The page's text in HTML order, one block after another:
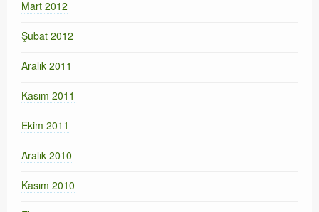
Mart 2012
Şubat 2012
Aralık 2011
Kasım 2011
Ekim 2011
Aralık 2010
Kasım 2010